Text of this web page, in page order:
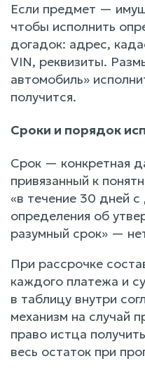
Если предмет —
чтобы исполнить
догадок: адрес,
VIN, реквизиты.
автомобиль»
получится.
Сроки и порядок
Срок — конкретная
привязанный к
«в течение 30 дней
определения об
разумный срок» —
При рассрочке
каждого платежа и
в таблицу внутри
механизм на случай
право истца
весь остаток при